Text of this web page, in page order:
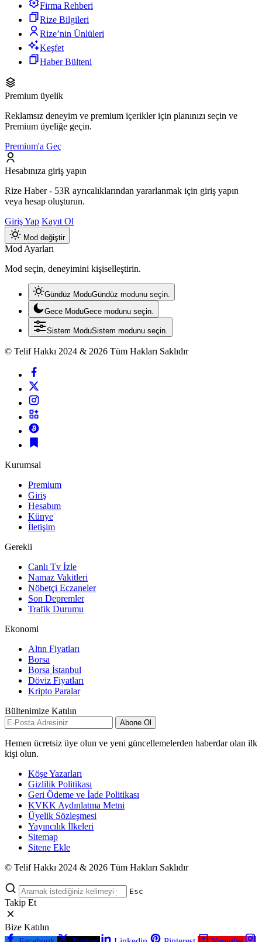
Firma Rehberi
Rize Bilgileri
Rize’nin Ünlüleri
Keşfet
Haber Bülteni
Premium üyelik
Reklamsız deneyim ve premium içerikler için planınızı seçin ve
Premium üyeliğe geçin.
Premium'a Geç
Hesabınıza giriş yapın
Rize Haber - 53R ayrıcalıklarından yararlanmak için giriş yapın
veya hesap oluşturun.
Giriş Yap Kayıt Ol
Mod değiştir
Mod Ayarları
Mod seçin, deneyimini kişiselleştirin.
Gündüz ModuGündüz modunu seçin.
Gece ModuGece modunu seçin.
Sistem ModuSistem modunu seçin.
© Telif Hakkı 2024 & 2026 Tüm Hakları Saklıdır
Kurumsal
Premium
Giriş
Hesabım
Künye
İletişim
Gerekli
Canlı Tv İzle
Namaz Vakitleri
Nöbetçi Eczaneler
Son Depremler
Trafik Durumu
Ekonomi
Altın Fiyatları
Borsa
Borsa İstanbul
Döviz Fiyatları
Kripto Paralar
Bültenimize Katılın
Abone Ol
Hemen ücretsiz üye olun ve yeni güncellemelerden haberdar olan ilk
kişi olun.
Köşe Yazarları
Gizlilik Politikası
Geri Ödeme ve İade Politikası
KVKK Aydınlatma Metni
Üyelik Sözleşmesi
Yayıncılık İlkeleri
Sitemap
Sitene Ekle
© Telif Hakkı 2024 & 2026 Tüm Hakları Saklıdır
Esc
Takip Et
Bize Katılın